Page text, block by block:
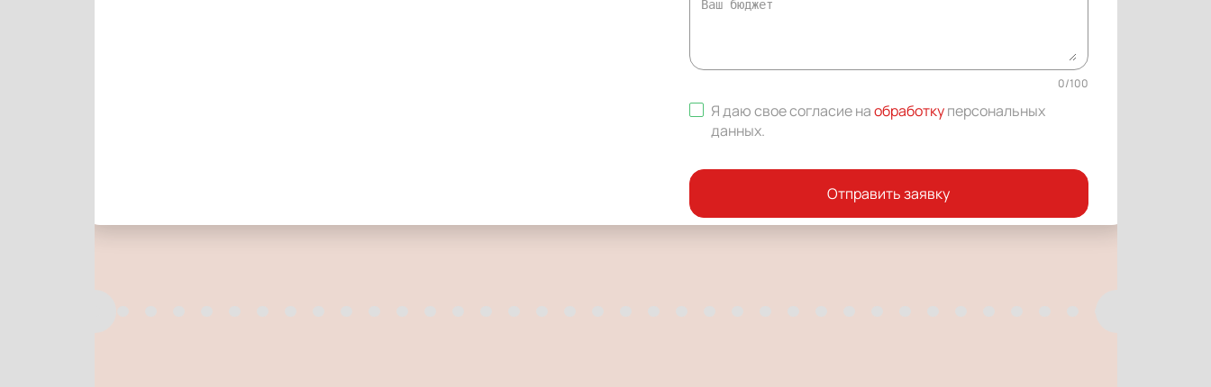
0/100
Я даю свое согласие наобработкуперсональных
данных.
Отправить заявку